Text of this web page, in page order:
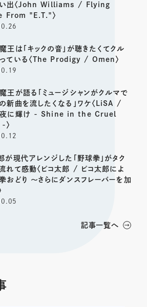
い出〈John Williams / Flying
From "E.T."〉
王は「キックの音」が聴きたくてクル
ている〈The Prodigy / Omen〉
王が語る「ミュージシャンがクルマで
新曲を流したくなる」ワケ〈LiSA /
夜に輝け - Shine in the Cruel
〉
が現代アレンジした「野球拳」がタク
れて感動〈ピコ太郎 / ピコ太郎によ
おどり 〜さらにダンスフレーバーを加
記事一覧へ